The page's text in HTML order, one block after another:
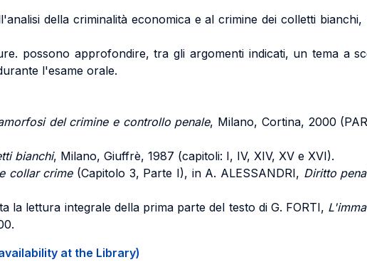
della criminalità economica e al crimine dei colletti
possono approfondire, tra gli argomenti indicati, un tema a
l'esame orale.
del crimine e controllo penale, Milano, Cortina, 2000
bianchi, Milano, Giuffrè, 1987 (capitoli: I, IV, XIV, XV e XVI).
collar crime (Capitolo 3, Parte I), in A. ALESSANDRI, Diritto
la lettura integrale della prima parte del testo di G. FORTI,
at the Library)